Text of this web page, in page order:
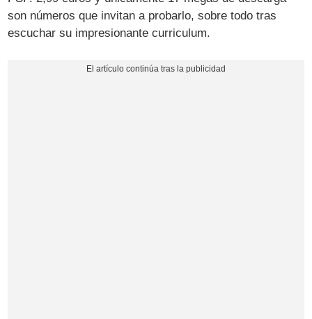
son números que invitan a probarlo, sobre todo tras
escuchar su impresionante curriculum.